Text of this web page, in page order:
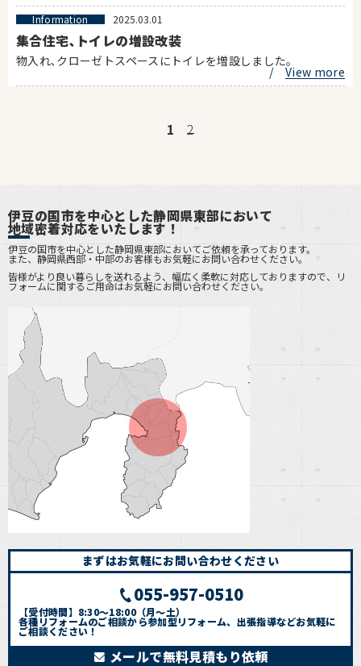
Information 2025.03.01
集合住宅､トイレの増設改装
物入れ､クローゼトスペースにトイレを増設しました。
/ View more
1 2
伊豆の国市を中心とした静岡県東部において
地域密着対応をいたします！
伊豆の国市を中心とした静岡県東部においてご依頼を承っております。
また、静岡県西部・中部のお客様もお気軽にお問い合わせください。
皆様がより良い暮らしを送れるよう、幅広く柔軟に対応しておりますので、リ
フォームに関するご用命はお気軽にお問い合わせください。
まずはお気軽にお問い合わせください
055-957-0510
【受付時間】8:30～18:00（月～土）
各種リフォームのご相談から参加型リフォーム、出張指導などお気軽に
ご相談ください！
メールで無料見積もり依頼